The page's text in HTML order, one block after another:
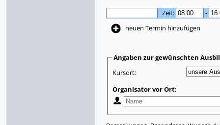
Zeit:
-
neuen Termin hinzufügen
Angaben zur gewünschten
Kursort:
Organisator vor Ort: